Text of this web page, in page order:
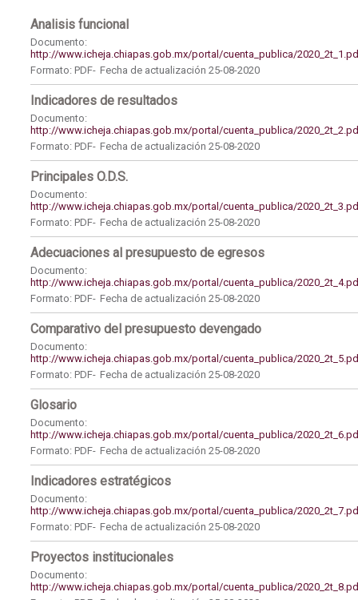
Analisis funcional
Documento:
http://www.icheja.chiapas.gob.mx/portal/cuenta_publica/
Formato: PDF- Fecha de actualización 25-08-2020
Indicadores de resultados
Documento:
http://www.icheja.chiapas.gob.mx/portal/cuenta_publica/
Formato: PDF- Fecha de actualización 25-08-2020
Principales O.D.S.
Documento:
http://www.icheja.chiapas.gob.mx/portal/cuenta_publica/
Formato: PDF- Fecha de actualización 25-08-2020
Adecuaciones al presupuesto de egresos
Documento:
http://www.icheja.chiapas.gob.mx/portal/cuenta_publica/
Formato: PDF- Fecha de actualización 25-08-2020
Comparativo del presupuesto devengado
Documento:
http://www.icheja.chiapas.gob.mx/portal/cuenta_publica/
Formato: PDF- Fecha de actualización 25-08-2020
Glosario
Documento:
http://www.icheja.chiapas.gob.mx/portal/cuenta_publica/
Formato: PDF- Fecha de actualización 25-08-2020
Indicadores estratégicos
Documento:
http://www.icheja.chiapas.gob.mx/portal/cuenta_publica/
Formato: PDF- Fecha de actualización 25-08-2020
Proyectos institucionales
Documento:
http://www.icheja.chiapas.gob.mx/portal/cuenta_publica/